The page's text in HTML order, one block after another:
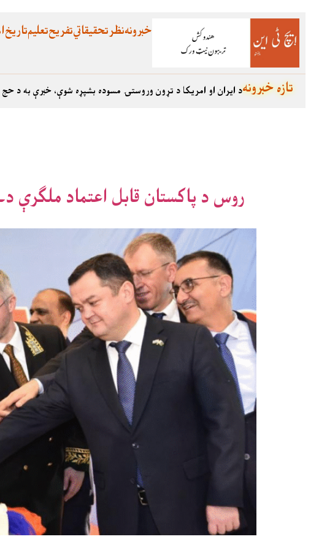
تاریختعلیمتفریحتحقیقاتينظرخبرونه
د ایران او امریکا د تړون وروستۍ مسوده بشپړه شوې، خبرې به دتازه خبرونه
روس د پاکستان قابل اعتماد